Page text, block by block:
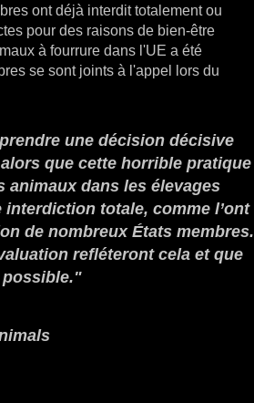
ont déjà interdit totalement ou
pour des raisons de bien-être
à fourrure dans l'UE a été
se sont joints à l'appel lors du
une décision décisive
que cette horrible pratique
animaux dans les élevages
totale, comme l’ont
de nombreux États membres.
refléteront cela et que